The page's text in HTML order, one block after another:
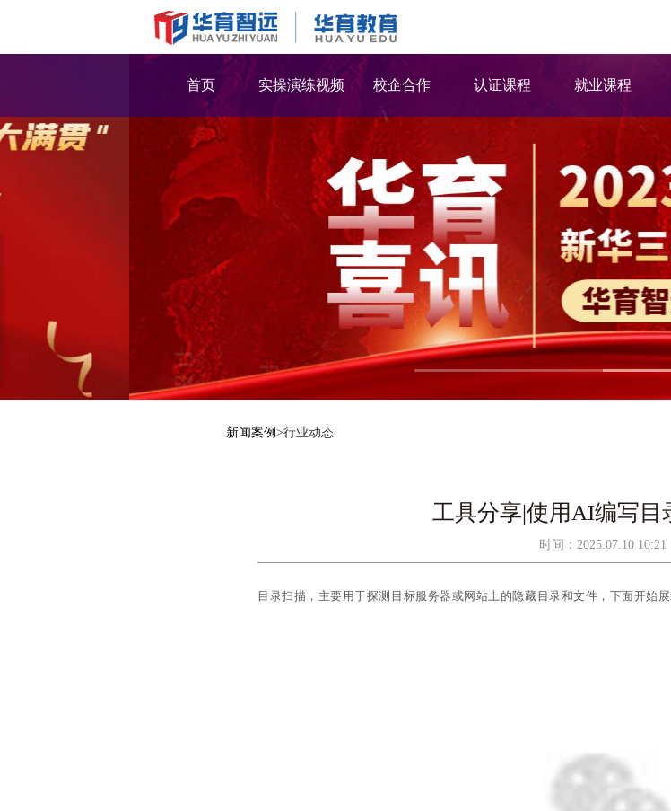
首页 实操演练视频 校企合作 认证课程 就业课程
新闻案例 >行业动态
工具分享|使用AI编写目
时间：2025.07.10 10:21
目录扫描，主要用于探测目标服务器或网站上的隐藏目录和文件， 下面开始